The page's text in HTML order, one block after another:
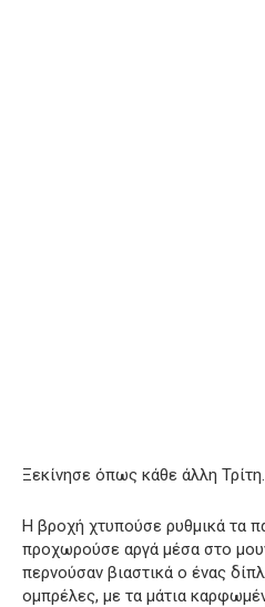
Ξεκίνησε όπως κάθε άλλη Τρίτη.
Η βροχή χτυπούσε ρυθμικά τα
προχωρούσε αργά μέσα στο
περνούσαν βιαστικά ο ένας
ομπρέλες, με τα μάτια